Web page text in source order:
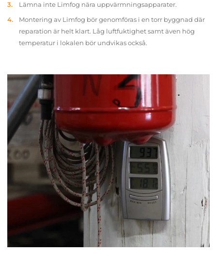
Lämna inte Limfog nära uppvärmningsapparater.
Montering av Limfog bör genomföras i en torr byggnad där
reparation är helt klart. Låg luftfuktighet samt även hög
temperatur i lokalen bör undvikas också.